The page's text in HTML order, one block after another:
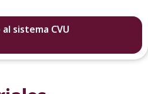
sistema CVU